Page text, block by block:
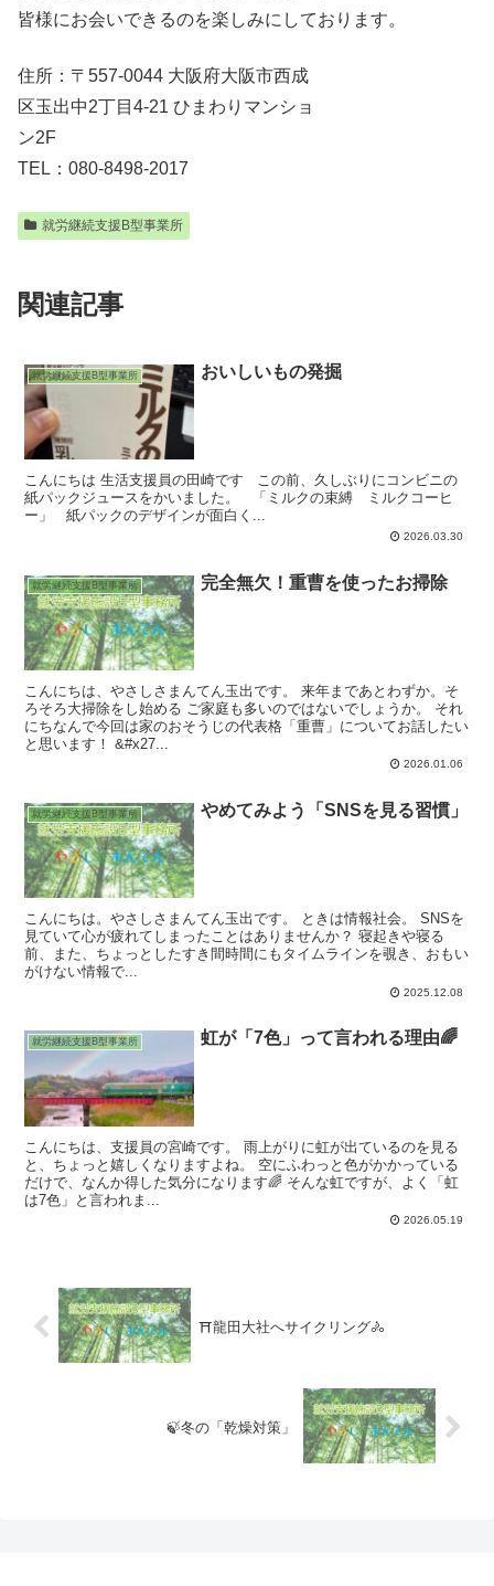
皆様にお会いできるのを楽しみにしております。
住所：〒557-0044 大阪府大阪市西成
区玉出中2丁目4-21 ひまわりマンショ
ン2F
TEL：080-8498-2017
就労継続支援B型事業所
関連記事
就労継続支援B型事業所 おいしいもの発掘
こんにちは 生活支援員の田崎です この前、久しぶりにコンビニの
紙パックジュースをかいました。 「ミルクの束縛 ミルクコーヒ
ー」 紙パックのデザインが面白く...
2026.03.30
就労継続支援B型事業所 完全無欠！重曹を使ったお掃除
こんにちは、やさしさまんてん玉出です。 来年まであとわずか。そ
ろそろ大掃除をし始める ご家庭も多いのではないでしょうか。 それ
にちなんで今回は家のおそうじの代表格「重曹」についてお話したい
と思います！ &#x27...
2026.01.06
就労継続支援B型事業所 やめてみよう「SNSを見る習慣」
こんにちは。やさしさまんてん玉出です。 ときは情報社会。 SNSを
見ていて心が疲れてしまったことはありませんか？ 寝起きや寝る
前、また、ちょっとしたすき間時間にもタイムラインを覗き、おもい
がけない情報で...
2025.12.08
就労継続支援B型事業所 虹が「7色」って言われる理由🌈
こんにちは、支援員の宮崎です。 雨上がりに虹が出ているのを見る
と、ちょっと嬉しくなりますよね。 空にふわっと色がかかっている
だけで、なんか得した気分になります🌈 そんな虹ですが、よく「虹
は7色」と言われま...
2026.05.19
⛩️龍田大社へサイクリング🚴
🍃冬の「乾燥対策」